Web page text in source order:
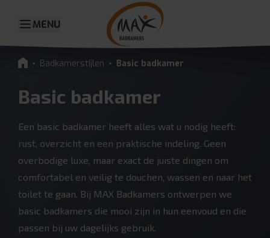
MENU
Badkamerstijlen Basic badkamer
Basic badkamer
Een basic badkamer heeft alles wat u nodig heeft:
rust, overzicht en een praktische indeling. Geen
overbodige luxe, maar exact de juiste dingen om
comfortabel en veilig te douchen, wassen en naar het
toilet te gaan. Bij MAX Badkamers ontwerpen we
basic badkamers die mooi zijn in hun eenvoud en die
passen bij uw dagelijks gebruik.